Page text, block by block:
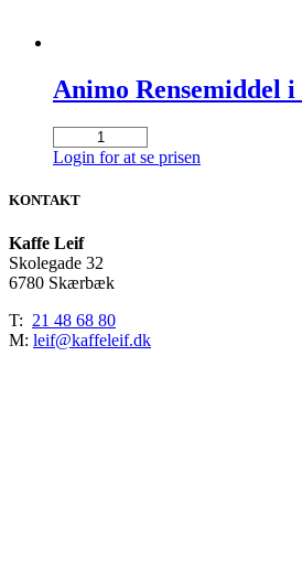
Animo Rensemiddel
Animo
Rensemiddel
Brevposer
Login for at se prisen
KONTAKT
Kaffe Leif
Skolegade 32
6780 Skærbæk
T: 21 48 68 80
M: leif@kaffeleif.dk